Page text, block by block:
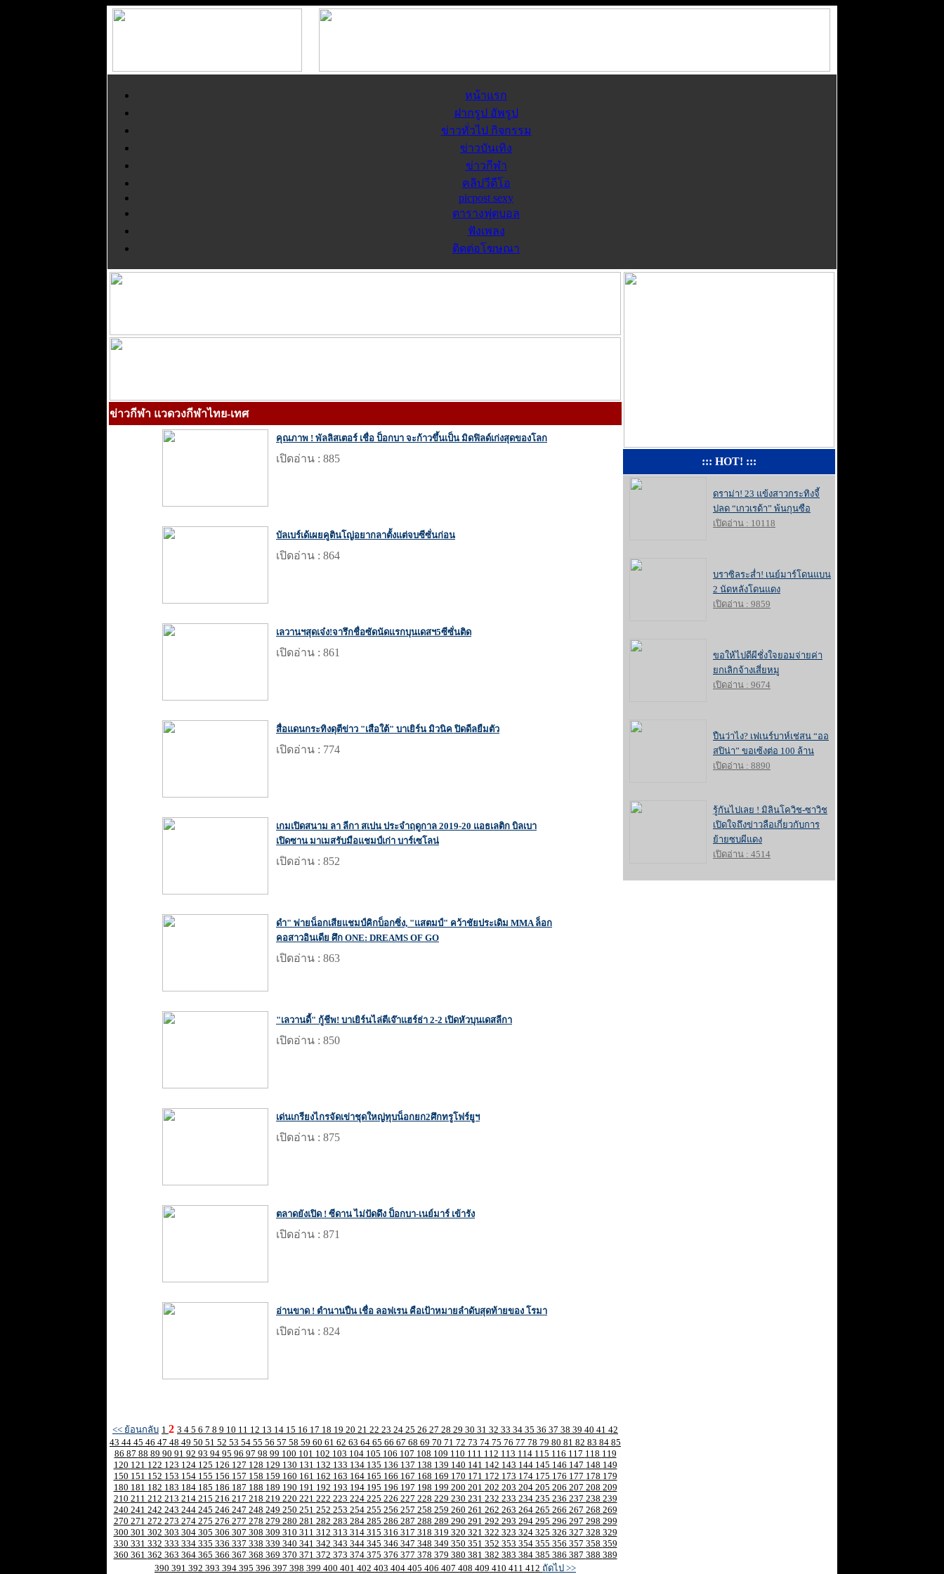
หน้าแรก
ฝากรูป อัพรูป
ข่าวทั่วไป กิจกรรม
ข่าวบันเทิง
ข่าวกีฬา
คลิปวีดีโอ
picpost sexy
ตารางฟุตบอล
ฟังเพลง
ติดต่อโฆษณา
ข่าวกีฬา แวดวงกีฬาไทย-เทศ
คุณภาพ ! พัลลิสเตอร์ เชื่อ ป็อกบา จะก้าวขึ้นเป็น มิดฟิลด์เก่งสุดของโลก
เปิดอ่าน : 885
บัลเบร์เด้เผยคูตินโญ่อยากลาตั้งแต่จบซีซั่นก่อน
เปิดอ่าน : 864
เลวานฯสุดเจ๋ง!จารึกชื่อซัดนัดแรกบุนเดสฯ5ซีซั่นติด
เปิดอ่าน : 861
สื่อแดนกระทิงดุตีข่าว "เสือใต้" บาเยิร์น มิวนิค ปิดดีลยืมตัว
เปิดอ่าน : 774
เกมเปิดสนาม ลา ลีกา สเปน ประจำฤดูกาล 2019-20 แอธเลติก บิลเบา
เปิดซาน มาเมสรับมือแชมป์เก่า บาร์เซโลน่
เปิดอ่าน : 852
ดำ" พ่ายน็อกเสียแชมป์คิกบ็อกซิ่ง, "แสตมป์" คว้าชัยประเดิม MMA ล็อก
คอสาวอินเดีย ศึก ONE: DREAMS OF GO
เปิดอ่าน : 863
"เลวานดี้" กู้ชีพ! บาเยิร์นไล่ตีเจ๊าแฮร์ธ่า 2-2 เปิดหัวบุนเดสลีกา
เปิดอ่าน : 850
เด่นเกรียงไกรจัดเข่าชุดใหญ่ทุบน็อกยก2ศึกทรูโฟร์ยูฯ
เปิดอ่าน : 875
ตลาดยังเปิด ! ซีดาน ไม่ปัดดึง ป็อกบา-เนย์มาร์ เข้ารัง
เปิดอ่าน : 871
อ่านขาด ! ตำนานปืน เชื่อ ลอฟเรน คือเป้าหมายลำดับสุดท้ายของ โรมา
เปิดอ่าน : 824
<< ย้อนกลับ 1 2 3 4 5 6 7 8 9 10 11 12 13 14 15 16 17 18 19 20 21 22 23 24 25 26 27 28 29 30 31 32 33 34 35 36 37 38 39 40 41 42
43 44 45 46 47 48 49 50 51 52 53 54 55 56 57 58 59 60 61 62 63 64 65 66 67 68 69 70 71 72 73 74 75 76 77 78 79 80 81 82 83 84 85
86 87 88 89 90 91 92 93 94 95 96 97 98 99 100 101 102 103 104 105 106 107 108 109 110 111 112 113 114 115 116 117 118 119
120 121 122 123 124 125 126 127 128 129 130 131 132 133 134 135 136 137 138 139 140 141 142 143 144 145 146 147 148 149
150 151 152 153 154 155 156 157 158 159 160 161 162 163 164 165 166 167 168 169 170 171 172 173 174 175 176 177 178 179
180 181 182 183 184 185 186 187 188 189 190 191 192 193 194 195 196 197 198 199 200 201 202 203 204 205 206 207 208 209
210 211 212 213 214 215 216 217 218 219 220 221 222 223 224 225 226 227 228 229 230 231 232 233 234 235 236 237 238 239
240 241 242 243 244 245 246 247 248 249 250 251 252 253 254 255 256 257 258 259 260 261 262 263 264 265 266 267 268 269
270 271 272 273 274 275 276 277 278 279 280 281 282 283 284 285 286 287 288 289 290 291 292 293 294 295 296 297 298 299
300 301 302 303 304 305 306 307 308 309 310 311 312 313 314 315 316 317 318 319 320 321 322 323 324 325 326 327 328 329
330 331 332 333 334 335 336 337 338 339 340 341 342 343 344 345 346 347 348 349 350 351 352 353 354 355 356 357 358 359
360 361 362 363 364 365 366 367 368 369 370 371 372 373 374 375 376 377 378 379 380 381 382 383 384 385 386 387 388 389
390 391 392 393 394 395 396 397 398 399 400 401 402 403 404 405 406 407 408 409 410 411 412 ถัดไป >>
::: HOT! :::
ดราม่า! 23 แข้งสาวกระทิงจี้
ปลด “เกวเรด้า” พ้นกุนซือ
เปิดอ่าน : 10118
บราซิลระส่ำ! เนย์มาร์โดนแบน
2 นัดหลังโดนแดง
เปิดอ่าน : 9859
ขอให้ไปดีผีชั่งใจยอมจ่ายค่า
ยกเลิกจ้างเสี่ยหมู
เปิดอ่าน : 9674
ปืนว่าไง? เฟเนร์บาห์เช่สน “ออ
สปิน่า” ขอเซ้งต่อ 100 ล้าน
เปิดอ่าน : 8890
รู้กันไปเลย ! มิลินโควิช-ซาวิช
เปิดใจถึงข่าวลือเกี่ยวกับการ
ย้ายซบผีแดง
เปิดอ่าน : 4514